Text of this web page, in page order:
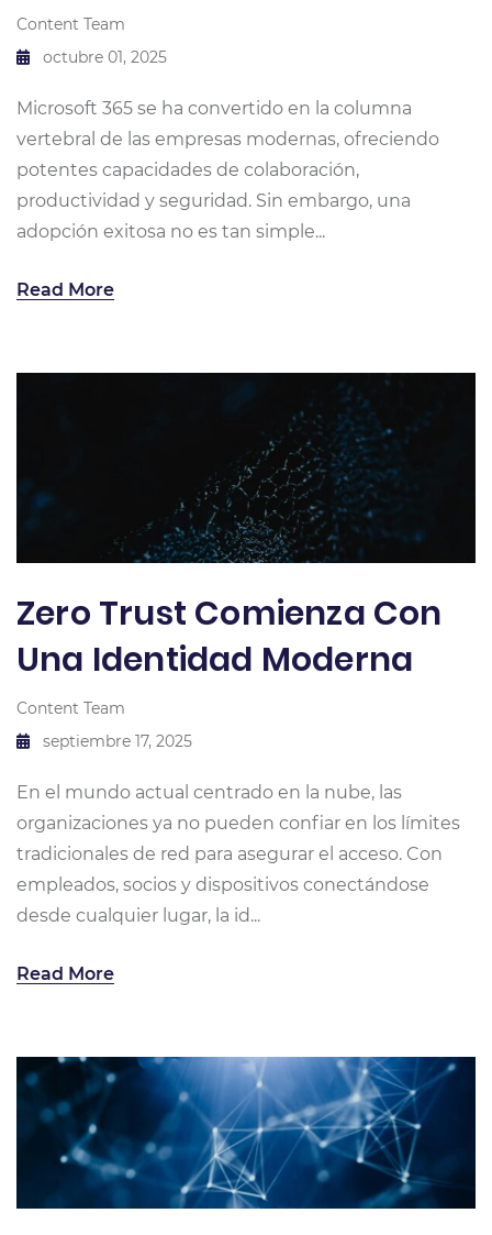
Content Team
octubre 01, 2025
Microsoft 365 se ha convertido en la columna
vertebral de las empresas modernas, ofreciendo
potentes capacidades de colaboración,
productividad y seguridad. Sin embargo, una
adopción exitosa no es tan simple...
Read More
Zero Trust Comienza Con
Una Identidad Moderna
Content Team
septiembre 17, 2025
En el mundo actual centrado en la nube, las
organizaciones ya no pueden confiar en los límites
tradicionales de red para asegurar el acceso. Con
empleados, socios y dispositivos conectándose
desde cualquier lugar, la id...
Read More